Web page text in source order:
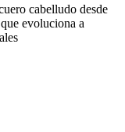
cabelludo desde
evoluciona a